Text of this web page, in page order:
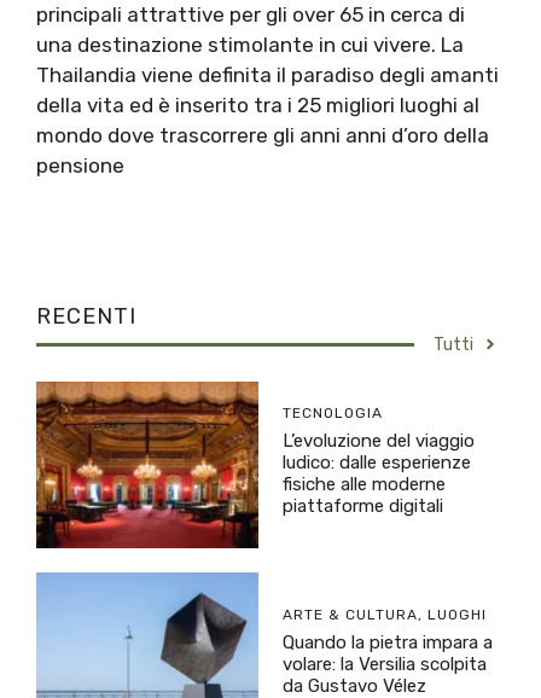
principali attrattive per gli over 65 in cerca di
una destinazione stimolante in cui vivere. La
Thailandia viene definita il paradiso degli amanti
della vita ed è inserito tra i 25 migliori luoghi al
mondo dove trascorrere gli anni anni d’oro della
pensione
RECENTI
Tutti
TECNOLOGIA
L’evoluzione del viaggio
ludico: dalle esperienze
fisiche alle moderne
piattaforme digitali
ARTE & CULTURA, LUOGHI
Quando la pietra impara a
volare: la Versilia scolpita
da Gustavo Vélez